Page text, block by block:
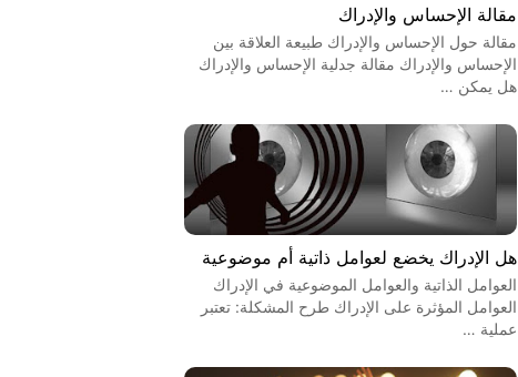
مقالة الإحساس والإدراك
مقالة حول الإحساس والإدراك طبيعة العلاقة بين
الإحساس والإدراك مقالة جدلية الإحساس والإدراك
هل يمكن …
هل الإدراك يخضع لعوامل ذاتية أم موضوعية
العوامل الذاتية والعوامل الموضوعية في الإدراك
العوامل المؤثرة على الإدراك طرح المشكلة: تعتبر
عملية …